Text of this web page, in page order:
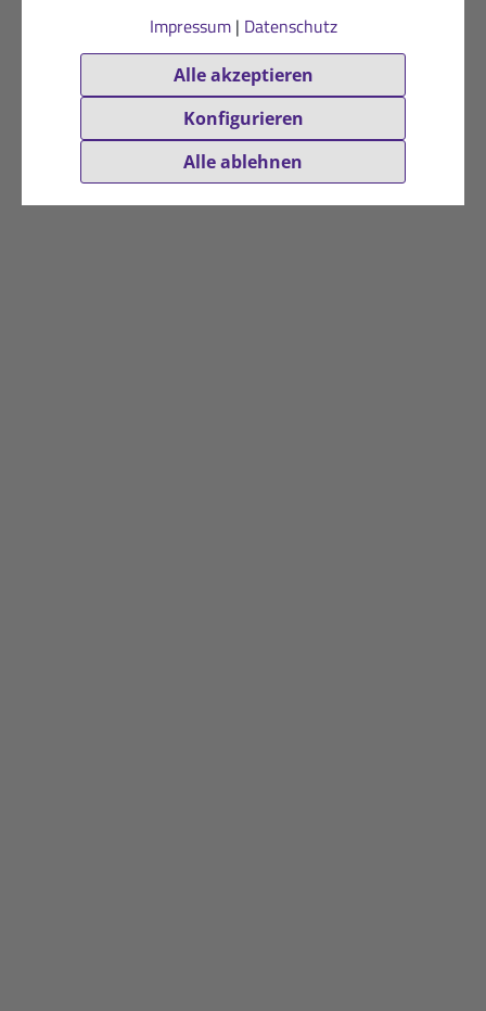
Impressum| Datenschutz
Alle akzeptieren
Konfigurieren
Alle ablehnen